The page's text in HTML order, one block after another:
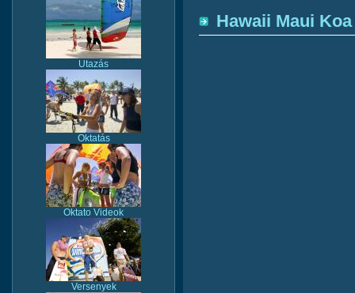
Utazás
Oktatás
Oktato Videok
Versenyek
Hawaii Maui Koa